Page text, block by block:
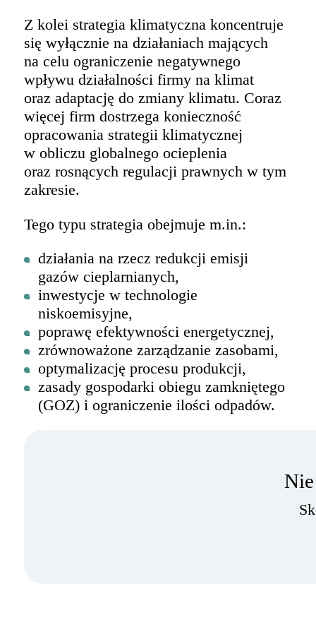
Z kolei strategia klimatyczna koncentruje
się wyłącznie na działaniach mających
na celu ograniczenie negatywnego
wpływu działalności firmy na klimat
oraz adaptację do zmiany klimatu. Coraz
więcej firm dostrzega konieczność
opracowania strategii klimatycznej
w obliczu globalnego ocieplenia
oraz rosnących regulacji prawnych w tym
zakresie.
Tego typu strategia obejmuje m.in.:
działania na rzecz redukcji emisji
gazów cieplarnianych,
inwestycje w technologie
niskoemisyjne,
poprawę efektywności energetycznej,
zrównoważone zarządzanie zasobami,
optymalizację procesu produkcji,
zasady gospodarki obiegu zamkniętego
(GOZ) i ograniczenie ilości odpadów.